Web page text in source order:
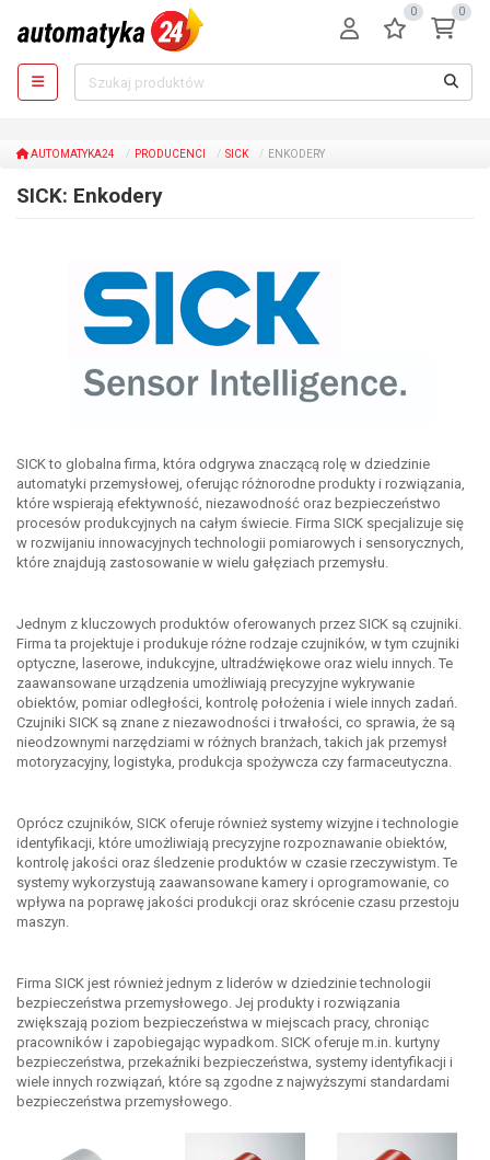
0 0
AUTOMATYKA24 PRODUCENCI SICK ENKODERY
SICK: Enkodery
SICK to globalna firma, która odgrywa znaczącą rolę w dziedzinie
automatyki przemysłowej, oferując różnorodne produkty i rozwiązania,
które wspierają efektywność, niezawodność oraz bezpieczeństwo
procesów produkcyjnych na całym świecie. Firma SICK specjalizuje się
w rozwijaniu innowacyjnych technologii pomiarowych i sensorycznych,
które znajdują zastosowanie w wielu gałęziach przemysłu.
Jednym z kluczowych produktów oferowanych przez SICK są czujniki.
Firma ta projektuje i produkuje różne rodzaje czujników, w tym czujniki
optyczne, laserowe, indukcyjne, ultradźwiękowe oraz wielu innych. Te
zaawansowane urządzenia umożliwiają precyzyjne wykrywanie
obiektów, pomiar odległości, kontrolę położenia i wiele innych zadań.
Czujniki SICK są znane z niezawodności i trwałości, co sprawia, że są
nieodzownymi narzędziami w różnych branżach, takich jak przemysł
motoryzacyjny, logistyka, produkcja spożywcza czy farmaceutyczna.
Oprócz czujników, SICK oferuje również systemy wizyjne i technologie
identyfikacji, które umożliwiają precyzyjne rozpoznawanie obiektów,
kontrolę jakości oraz śledzenie produktów w czasie rzeczywistym. Te
systemy wykorzystują zaawansowane kamery i oprogramowanie, co
wpływa na poprawę jakości produkcji oraz skrócenie czasu przestoju
maszyn.
Firma SICK jest również jednym z liderów w dziedzinie technologii
bezpieczeństwa przemysłowego. Jej produkty i rozwiązania
zwiększają poziom bezpieczeństwa w miejscach pracy, chroniąc
pracowników i zapobiegając wypadkom. SICK oferuje m.in. kurtyny
bezpieczeństwa, przekaźniki bezpieczeństwa, systemy identyfikacji i
wiele innych rozwiązań, które są zgodne z najwyższymi standardami
bezpieczeństwa przemysłowego.